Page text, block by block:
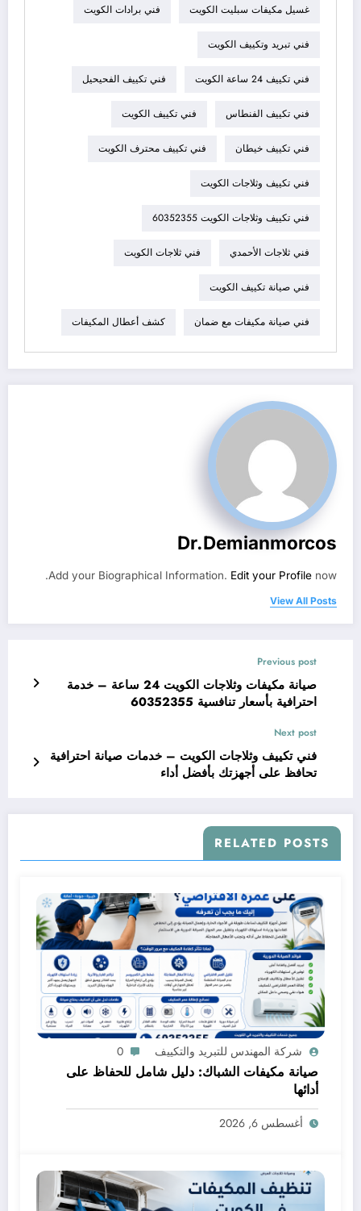
غسيل مكيفات سبليت الكويت فني برادات الكويت
فني تبريد وتكييف الكويت
فني تكييف 24 ساعة الكويت فني تكييف الفحيحيل
فني تكييف الفنطاس فني تكييف الكويت
فني تكييف خيطان فني تكييف محترف الكويت
فني تكييف وثلاجات الكويت
فني تكييف وثلاجات الكويت 60352355
فني ثلاجات الأحمدي فني ثلاجات الكويت
فني صيانة تكييف الكويت
فني صيانة مكيفات مع ضمان كشف أعطال المكيفات
Dr.demianmorcos
Add your Biographical Information. Edit your Profile now.
View All Posts
Previous post
صيانة مكيفات وثلاجات الكويت 24 ساعة – خدمة
احترافية بأسعار تنافسية 60352355
Next post
فني تكييف وثلاجات الكويت – خدمات صيانة احترافية
تحافظ على أجهزتك بأفضل أداء
RELATED POSTS
شركة المهندس للتبريد والتكييف 0
صيانة مكيفات الشباك: دليل شامل للحفاظ على
أدائها
أغسطس 6, 2026